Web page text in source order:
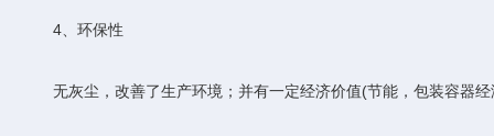
‌4、环保性‌
无灰尘，改善了生产环境；并有一定经济价值(节能，包装容器经